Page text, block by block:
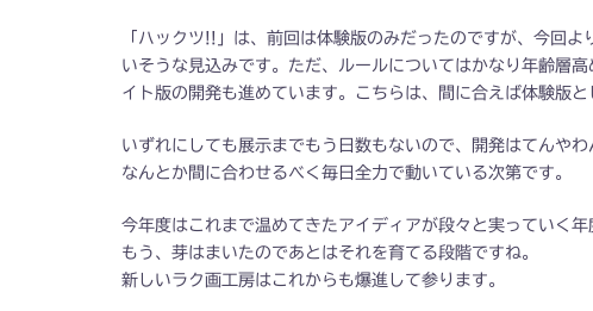
「ハックツ!!」は、前回は体験版のみだったのですが、今回
いそうな見込みです。ただ、ルールについてはかなり年齢層
イト版の開発も進めています。こちらは、間に合えば体験版
いずれにしても展示までもう日数もないので、開発はてんやわ
なんとか間に合わせるべく毎日全力で動いている次第です。
今年度はこれまで温めてきたアイディアが段々と実っていく年
もう、芽はまいたのであとはそれを育てる段階ですね。
新しいラク画工房はこれからも爆進して参ります。